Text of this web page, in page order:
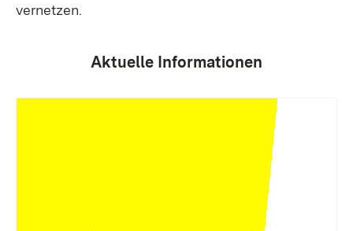
vernetzen.
Aktuelle Informationen